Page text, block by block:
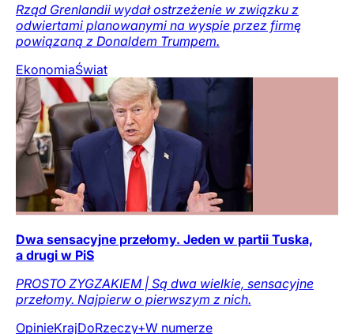
Rząd Grenlandii wydał ostrzeżenie w związku z
odwiertami planowanymi na wyspie przez firmę
powiązaną z Donaldem Trumpem.
EkonomiaŚwiat
Dwa sensacyjne przełomy. Jeden w partii Tuska,
a drugi w PiS
PROSTO ZYGZAKIEM | Są dwa wielkie, sensacyjne
przełomy. Najpierw o pierwszym z nich.
OpinieKrajDoRzeczy+W numerze